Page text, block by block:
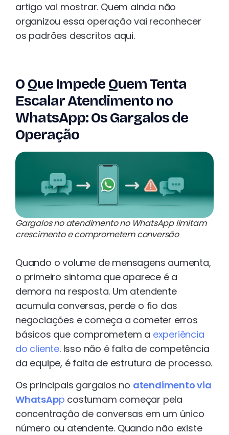
artigo vai mostrar. Quem ainda não
organizou essa operação vai reconhecer
os padrões descritos aqui.
O Que Impede Quem Tenta
Escalar Atendimento no
WhatsApp: Os Gargalos de
Operação
Gargalos no atendimento no WhatsApp limitam
crescimento e comprometem conversão
Quando o volume de mensagens aumenta,
o primeiro sintoma que aparece é a
demora na resposta. Um atendente
acumula conversas, perde o fio das
negociações e começa a cometer erros
básicos que comprometem a experiência
do cliente. Isso não é falta de competência
da equipe, é falta de estrutura de processo.
Os principais gargalos no atendimento via
WhatsApp costumam começar pela
concentração de conversas em um único
número ou atendente. Quando não existe